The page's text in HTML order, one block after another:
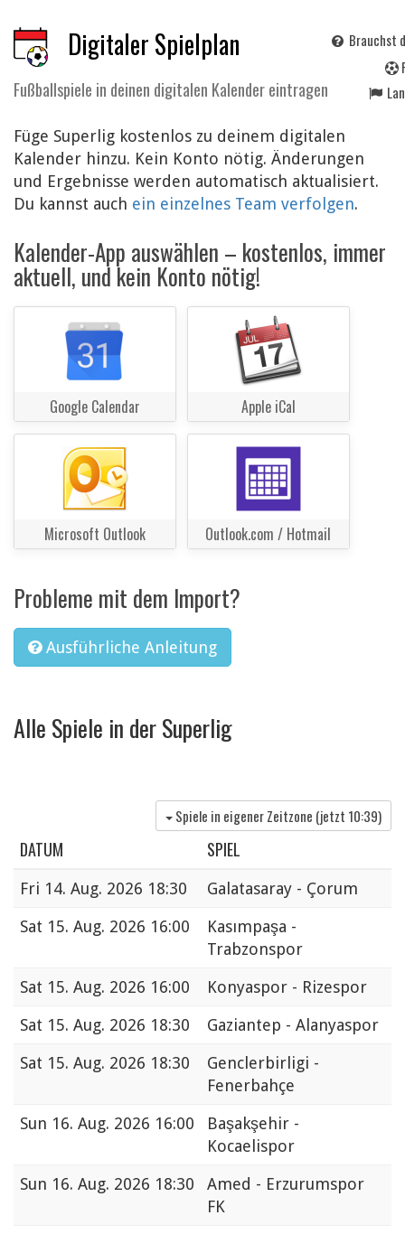
Digitaler Spielplan
Fußballspiele in deinen digitalen Kalender eintragen
Brauchst
Füge Superlig kostenlos zu deinem digitalen
Kalender hinzu. Kein Konto nötig. Änderungen
und Ergebnisse werden automatisch aktualisiert.
Du kannst auch ein einzelnes Team verfolgen.
Kalender-App auswählen – kostenlos, immer
aktuell, und kein Konto nötig!
Google Calendar Apple iCal
Microsoft Outlook Outlook.com / Hotmail
Probleme mit dem Import?
Ausführliche Anleitung
Alle Spiele in der Superlig
Spiele in eigener Zeitzone (jetzt 10:39)
DATUM SPIEL
Fri 14. Aug. 2026 18:30
Galatasaray - Çorum
Sat 15. Aug. 2026 16:00
Kasımpaşa -
Trabzonspor
Sat 15. Aug. 2026 16:00
Konyaspor - Rizespor
Sat 15. Aug. 2026 18:30
Gaziantep - Alanyaspor
Sat 15. Aug. 2026 18:30
Genclerbirligi -
Fenerbahçe
Sun 16. Aug. 2026 16:00
Başakşehir -
Kocaelispor
Sun 16. Aug. 2026 18:30
Amed - Erzurumspor
FK